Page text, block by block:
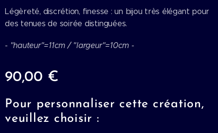
Légèreté, discrétion, finesse : un bijou très élégant pour
des tenues de soirée distinguées.
- "hauteur"=11cm / "largeur"=10cm -
90,00 €
Pour personnaliser cette création,
veuillez choisir :